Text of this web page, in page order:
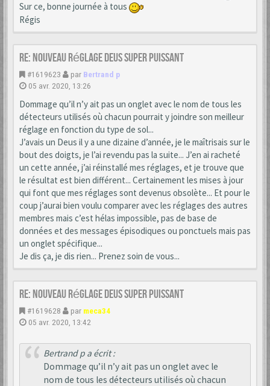
Sur ce, bonne journée à tous
Régis
Re: Nouveau réglage Deus super puissant
#1619623 par Bertrand p
05 avr. 2020, 13:26
Dommage qu’il n’y ait pas un onglet avec le nom de tous les
détecteurs utilisés où chacun pourrait y joindre son meilleur
réglage en fonction du type de sol...
J’avais un Deus il y a une dizaine d’année, je le maîtrisais sur le
bout des doigts, je l’ai revendu pas la suite... J’en ai racheté
un cette année, j’ai réinstallé mes réglages, et je trouve que
le résultat est bien différent... Certainement les mises à jour
qui font que mes réglages sont devenus obsolète... Et pour le
coup j’aurai bien voulu comparer avec les réglages des autres
membres mais c’est hélas impossible, pas de base de
données et des messages épisodiques ou ponctuels mais pas
un onglet spécifique...
Je dis ça, je dis rien... Prenez soin de vous...
Re: Nouveau réglage Deus super puissant
#1619628 par meca34
05 avr. 2020, 13:42
Bertrand p a écrit :
Dommage qu’il n’y ait pas un onglet avec le
nom de tous les détecteurs utilisés où chacun